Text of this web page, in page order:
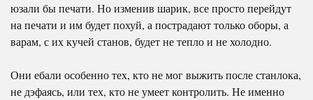
юзали бы печати. Но изменив шарик, все просто перейдут
на печати и им будет похуй, а пострадают только оборы, а
варам, с их кучей станов, будет не тепло и не холодно.
Они ебали особенно тех, кто не мог выжить после станлока,
не дэфаясь, или тех, кто не умеет контролить. Не именно